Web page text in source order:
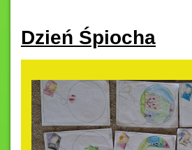
Dzień Śpiocha